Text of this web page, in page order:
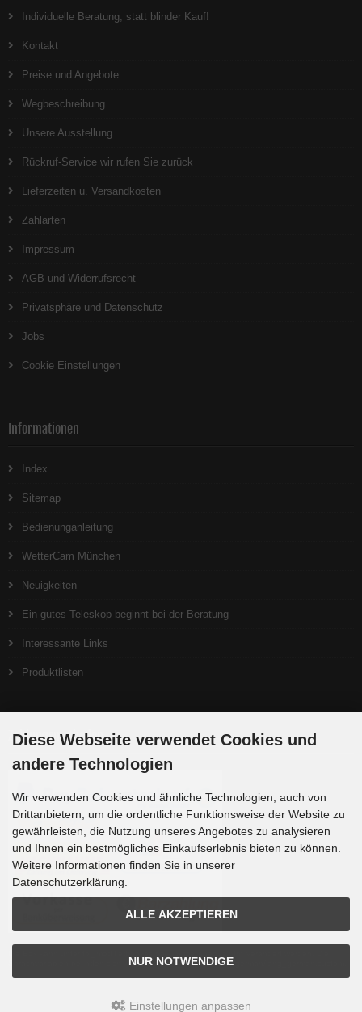
Individuelle Beratung, statt blinder Kauf!
Kontakt
Preise und Angebote
Wegbeschreibung
Unsere Ausstellung
Rückruf-Service wir rufen Sie zurück
Lieferzeiten u. Versandkosten
Zahlarten
Impressum
AGB und Widerrufsrecht
Privatsphäre und Datenschutz
Jobs
Cookie Einstellungen
Informationen
Index
Sitemap
Bedienunganleitung
WetterCam München
Neuigkeiten
Ein gutes Teleskop beginnt bei der Beratung
Interessante Links
Produktlisten
Zahlungsmethoden
Sprachvariablen befinden sich in der Datei tpl_modified/lang/german/lang_german.custom.
Diese Webseite verwendet Cookies und
andere Technologien
Wir verwenden Cookies und ähnliche Technologien, auch von
Drittanbietern, um die ordentliche Funktionsweise der Website zu
gewährleisten, die Nutzung unseres Angebotes zu analysieren
und Ihnen ein bestmögliches Einkaufserlebnis bieten zu können.
Weitere Informationen finden Sie in unserer
Datenschutzerklärung.
ALLE AKZEPTIEREN
NUR NOTWENDIGE
Einstellungen anpassen